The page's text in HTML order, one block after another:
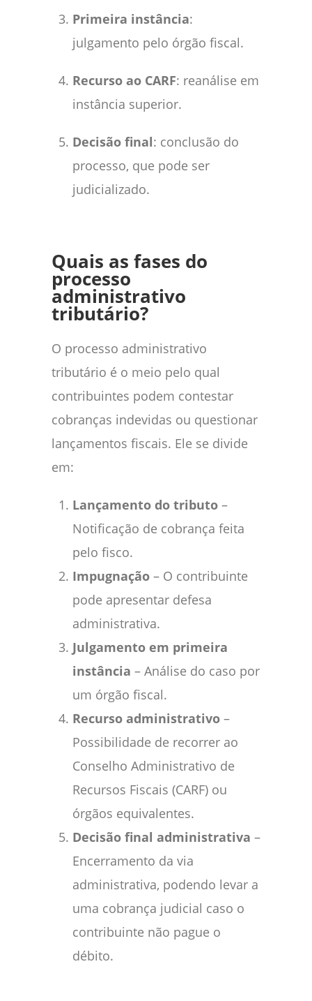
Primeira instância:
julgamento pelo órgão fiscal.
Recurso ao CARF: reanálise em
instância superior.
Decisão final: conclusão do
processo, que pode ser
judicializado.
Quais as fases do
processo
administrativo
tributário?
O processo administrativo
tributário é o meio pelo qual
contribuintes podem contestar
cobranças indevidas ou questionar
lançamentos fiscais. Ele se divide
em:
Lançamento do tributo –
Notificação de cobrança feita
pelo fisco.
Impugnação – O contribuinte
pode apresentar defesa
administrativa.
Julgamento em primeira
instância – Análise do caso por
um órgão fiscal.
Recurso administrativo –
Possibilidade de recorrer ao
Conselho Administrativo de
Recursos Fiscais (CARF) ou
órgãos equivalentes.
Decisão final administrativa –
Encerramento da via
administrativa, podendo levar a
uma cobrança judicial caso o
contribuinte não pague o
débito.